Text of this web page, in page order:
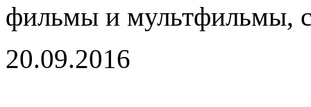
фильмы и мультфильмы,
20.09.2016